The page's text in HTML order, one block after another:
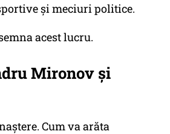
și meciuri politice.
acest lucru.
Mironov și
Cum va arăta